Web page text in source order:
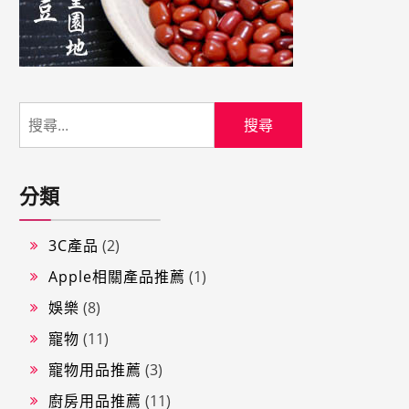
分類
3C產品 (2)
Apple相關產品推薦 (1)
娛樂 (8)
寵物 (11)
寵物用品推薦 (3)
廚房用品推薦 (11)